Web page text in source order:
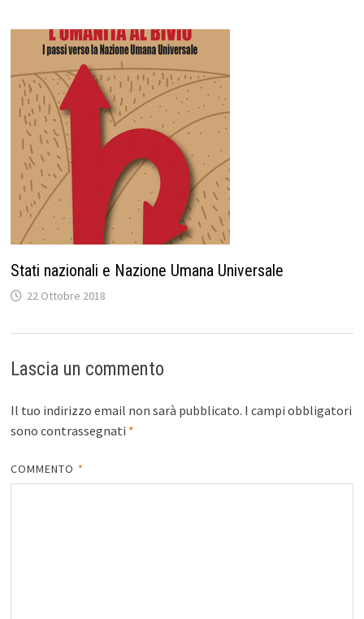
Stati nazionali e Nazione Umana Universale
22 Ottobre 2018
Lascia un commento
Il tuo indirizzo email non sarà pubblicato. I campi obbligatori
sono contrassegnati *
COMMENTO *